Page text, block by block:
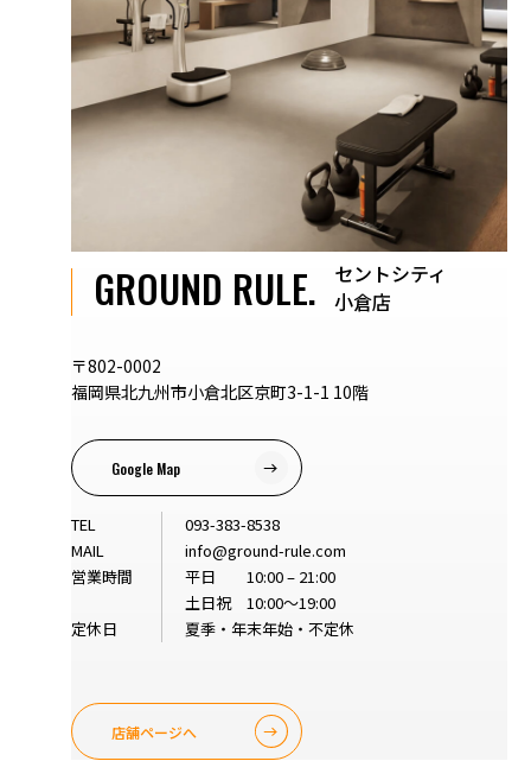
GROUND RULE.
セントシティ
小倉店
〒802-0002
福岡県北九州市小倉北区京町3-1-1 10階
Google Map
TEL
093-383-8538
MAIL
info@ground-rule.com
営業時間
平日 10:00 – 21:00
土日祝 10:00～19:00
定休日
夏季・年末年始・不定休
店舗ページへ